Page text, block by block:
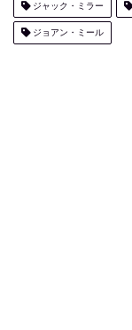
ジャック・ミラー
ジョアン・ミール